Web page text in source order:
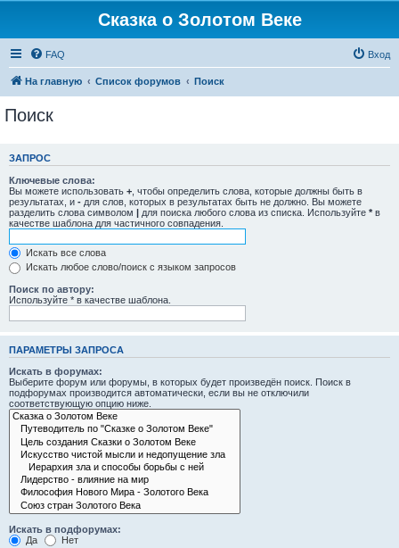
Сказка о Золотом Веке
FAQ Вход
На главную Список форумов Поиск
Поиск
ЗАПРОС
Ключевые слова:
Вы можете использовать + , чтобы определить слова, которые должны быть в
результатах, и - для слов, которых в результатах быть не должно. Вы можете
разделить слова символом | для поиска любого слова из списка. Используйте * в
качестве шаблона для частичного совпадения.
Искать все слова
Искать любое слово/поиск с языком запросов
Поиск по автору:
Используйте * в качестве шаблона.
ПАРАМЕТРЫ ЗАПРОСА
Искать в форумах:
Выберите форум или форумы, в которых будет произведён поиск. Поиск в
подфорумах производится автоматически, если вы не отключили
соответствующую опцию ниже.
Искать в подфорумах:
Да
Нет